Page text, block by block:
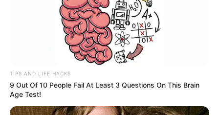
TIPS AND LIFE HACKS
9 Out Of 10 People Fail At Least 3 Questions On This Brain
Age Test!